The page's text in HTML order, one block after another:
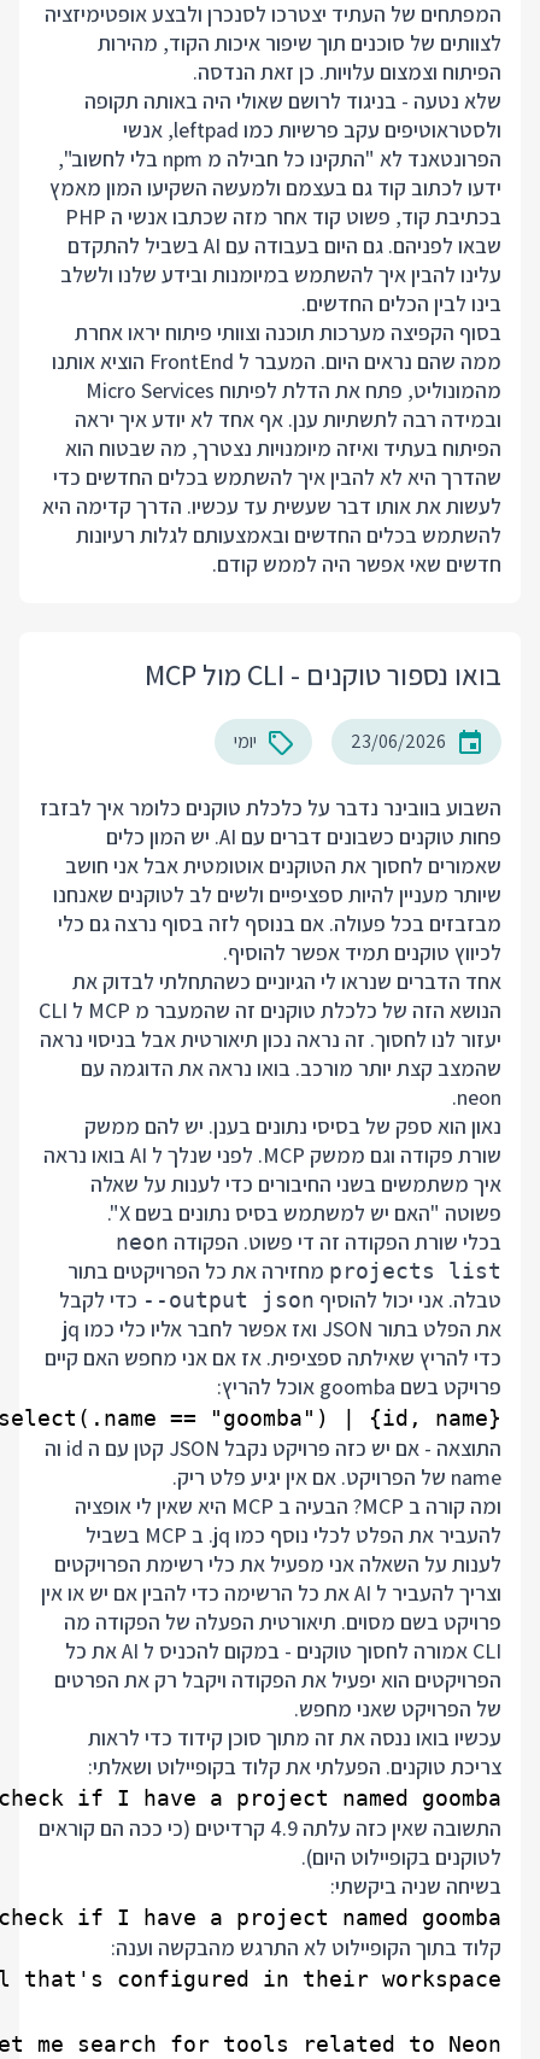
המפתחים של העתיד יצטרכו לסנכרן ולבצע אופטימיזציה
לצוותים של סוכנים תוך שיפור איכות הקוד, מהירות
הפיתוח וצמצום עלויות. כן זאת הנדסה.
שלא נטעה - בניגוד לרושם שאולי היה באותה תקופה
ולסטראוטיפים עקב פרשיות כמו leftpad, אנשי
הפרונטאנד לא "התקינו כל חבילה מ npm בלי לחשוב",
ידעו לכתוב קוד גם בעצמם ולמעשה השקיעו המון מאמץ
בכתיבת קוד, פשוט קוד אחר מזה שכתבו אנשי ה PHP
שבאו לפניהם. גם היום בעבודה עם AI בשביל להתקדם
עלינו להבין איך להשתמש במיומנות ובידע שלנו ולשלב
בינו לבין הכלים החדשים.
בסוף הקפיצה מערכות תוכנה וצוותי פיתוח יראו אחרת
ממה שהם נראים היום. המעבר ל FrontEnd הוציא אותנו
מהמונוליט, פתח את הדלת לפיתוח Micro Services
ובמידה רבה לתשתיות ענן. אף אחד לא יודע איך יראה
הפיתוח בעתיד ואיזה מיומנויות נצטרך, מה שבטוח הוא
שהדרך היא לא להבין איך להשתמש בכלים החדשים כדי
לעשות את אותו דבר שעשית עד עכשיו. הדרך קדימה היא
להשתמש בכלים החדשים ובאמצעותם לגלות רעיונות
חדשים שאי אפשר היה לממש קודם.
בואו נספור טוקנים - CLI מול MCP
23/06/2026 יומי
השבוע בוובינר נדבר על כלכלת טוקנים כלומר איך לבזבז
פחות טוקנים כשבונים דברים עם AI. יש המון כלים
שאמורים לחסוך את הטוקנים אוטומטית אבל אני חושב
שיותר מעניין להיות ספציפיים ולשים לב לטוקנים שאנחנו
מבזבזים בכל פעולה. אם בנוסף לזה בסוף נרצה גם כלי
לכיווץ טוקנים תמיד אפשר להוסיף.
אחד הדברים שנראו לי הגיוניים כשהתחלתי לבדוק את
הנושא הזה של כלכלת טוקנים זה שהמעבר מ MCP ל CLI
יעזור לנו לחסוך. זה נראה נכון תיאורטית אבל בניסוי נראה
שהמצב קצת יותר מורכב. בואו נראה את הדוגמה עם
neon.
נאון הוא ספק של בסיסי נתונים בענן. יש להם ממשק
שורת פקודה וגם ממשק MCP. לפני שנלך ל AI בואו נראה
איך משתמשים בשני החיבורים כדי לענות על שאלה
פשוטה "האם יש למשתמש בסיס נתונים בשם X".
בכלי שורת הפקודה זה די פשוט. הפקודה neon
projects list מחזירה את כל הפרויקטים בתור
טבלה. אני יכול להוסיף --output json כדי לקבל
את הפלט בתור JSON ואז אפשר לחבר אליו כלי כמו jq
כדי להריץ שאילתה ספציפית. אז אם אני מחפש האם קיים
פרויקט בשם goomba אוכל להריץ:
== "goomba") | {id, name}'
התוצאה - אם יש כזה פרויקט נקבל JSON קטן עם ה id וה
name של הפרויקט. אם אין יגיע פלט ריק.
ומה קורה ב MCP? הבעיה ב MCP היא שאין לי אופציה
להעביר את הפלט לכלי נוסף כמו jq. ב MCP בשביל
לענות על השאלה אני מפעיל את כלי רשימת הפרויקטים
וצריך להעביר ל AI את כל הרשימה כדי להבין אם יש או אין
פרויקט בשם מסוים. תיאורטית הפעלה של הפקודה מה
CLI אמורה לחסוך טוקנים - במקום להכניס ל AI את כל
הפרויקטים הוא יפעיל את הפקודה ויקבל רק את הפרטים
של הפרויקט שאני מחפש.
עכשיו בואו ננסה את זה מתוך סוכן קידוד כדי לראות
צריכת טוקנים. הפעלתי את קלוד בקופיילוט ושאלתי:
check if I have a project named goomba
התשובה שאין כזה עלתה 4.9 קרדיטים (כי ככה הם קוראים
לטוקנים בקופיילוט היום).
בשיחה שניה ביקשתי:
if I have a project named goomba
קלוד בתוך הקופיילוט לא התרגש מהבקשה וענה:
me search for tools related to Neon.